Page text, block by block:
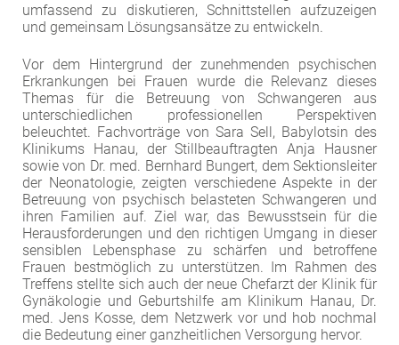
umfassend zu diskutieren, Schnittstellen aufzuzeigen
und gemeinsam Lösungsansätze zu entwickeln.
Vor dem Hintergrund der zunehmenden psychischen
Erkrankungen bei Frauen wurde die Relevanz dieses
Themas für die Betreuung von Schwangeren aus
unterschiedlichen professionellen Perspektiven
beleuchtet. Fachvorträge von Sara Sell, Babylotsin des
Klinikums Hanau, der Stillbeauftragten Anja Hausner
sowie von Dr. med. Bernhard Bungert, dem Sektionsleiter
der Neonatologie, zeigten verschiedene Aspekte in der
Betreuung von psychisch belasteten Schwangeren und
ihren Familien auf. Ziel war, das Bewusstsein für die
Herausforderungen und den richtigen Umgang in dieser
sensiblen Lebensphase zu schärfen und betroffene
Frauen bestmöglich zu unterstützen. Im Rahmen des
Treffens stellte sich auch der neue Chefarzt der Klinik für
Gynäkologie und Geburtshilfe am Klinikum Hanau, Dr.
med. Jens Kosse, dem Netzwerk vor und hob nochmal
die Bedeutung einer ganzheitlichen Versorgung hervor.